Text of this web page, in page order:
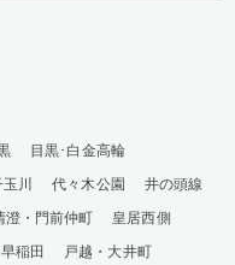
目黒･白金高輪
川 代々木公園
井の頭線
澄・門前仲町
皇居西側
稲田
戸越・大井町